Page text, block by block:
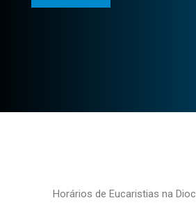
Horários de Eucaristias na